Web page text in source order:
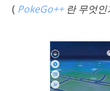
( PokeGo++란 무엇인